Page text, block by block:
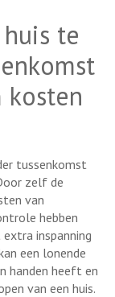
te
kosten
tussenkomst
zelf de
van
hebben
inspanning
een lonende
handen heeft en
van een huis.